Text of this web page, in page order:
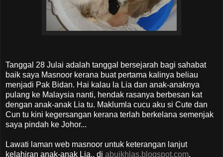
Tanggal 28 Julai adalah tanggal bersejarah bagi sahabat
baik saya Masnoor kerana buat pertama kalinya beliau
menjadi Pak Bidan. Hai kalau la Lia dan anak-anaknya
pulang ke Malaysia nanti, hendak rasanya berbesan kat
dengan anak-anak Lia tu. Maklumla cucu aku si Cute dan
Cun tu kini kegersangan kerana terlah berkelana semenjak
saya pindah ke Johor...
Lawati laman web masnoor untuk keterangan lanjut
kelahiran anak-anak Lia.. di abuikhlas.blogspot.com.